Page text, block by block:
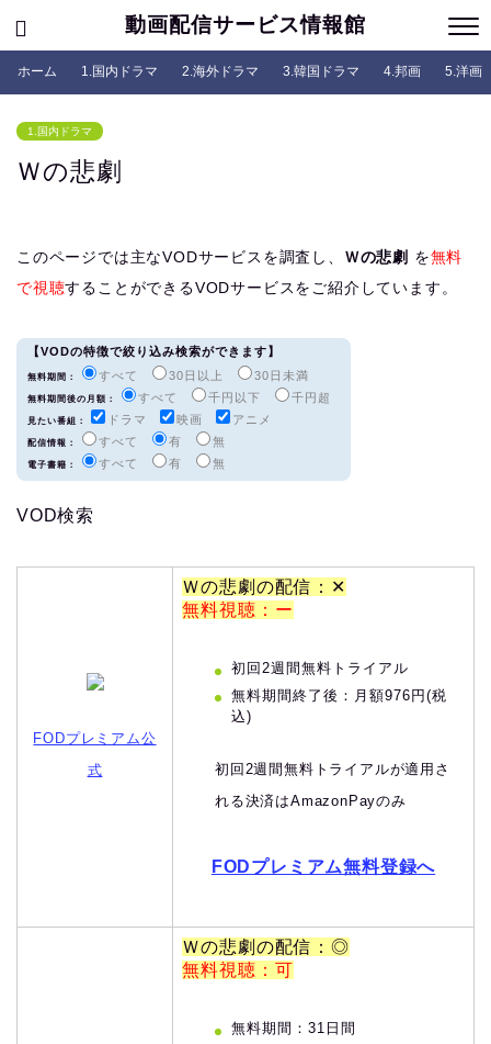
動画配信サービス情報館
ホーム 1.国内ドラマ 2.海外ドラマ 3.韓国ドラマ 4.邦画 5.洋画
1.国内ドラマ
Ｗの悲劇
このページでは主なVODサービスを調査し、 Ｗの悲劇 を無料
で視聴することができるVODサービスをご紹介しています。
【VODの特徴で絞り込み検索ができます】
無料期間： すべて 30日以上 30日未満
無料期間後の月額： すべて 千円以下 千円超
見たい番組： ドラマ 映画 アニメ
配信情報： すべて 有 無
電子書籍： すべて 有 無
VOD検索
FODプレミアム公
式
Ｗの悲劇の配信：✕
無料視聴：ー
初回2週間無料トライアル
無料期間終了後：月額976円(税
込)
初回2週間無料トライアルが適用さ
れる決済はAmazonPayのみ
FODプレミアム無料登録へ
Ｗの悲劇の配信：◎
無料視聴：可
無料期間：31日間